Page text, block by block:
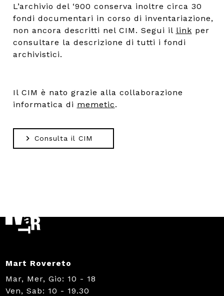
L’archivio del ‘900 conserva inoltre circa 30
fondi documentari in corso di inventariazione,
non ancora descritti nel CIM. Segui il link per
consultare la descrizione di tutti i fondi
archivistici.
Il CIM è nato grazie alla collaborazione
informatica di memetic.
Consulta il CIM
Mart Rovereto
Mar, Mer, Gio: 10 - 18
Ven, Sab: 10 - 19.30